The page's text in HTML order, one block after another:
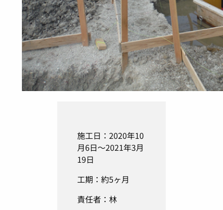
施工日：2020年10
月6日～2021年3月
19日
工期：約5ヶ月
責任者：林